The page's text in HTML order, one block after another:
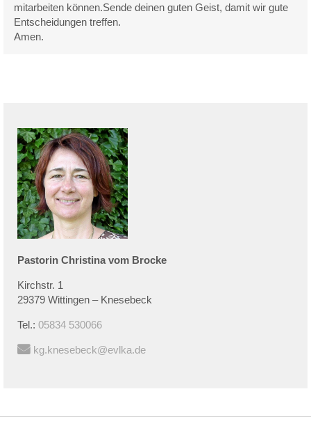
mitarbeiten können.Sende deinen guten Geist, damit wir gute
Entscheidungen treffen.
Amen.
Pastorin Christina vom Brocke
Kirchstr. 1
29379 Wittingen – Knesebeck
Tel.: 05834 530066
kg.knesebeck@evlka.de